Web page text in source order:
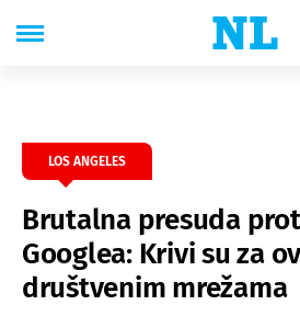
LOS ANGELES
Brutalna presuda
Googlea: Krivi su za
društvenim mrežama